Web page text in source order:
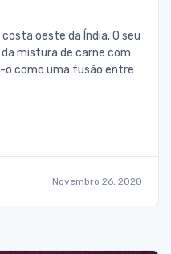
oeste da Índia. O seu
mistura de carne com
o como uma fusão entre
Novembro 26, 2020